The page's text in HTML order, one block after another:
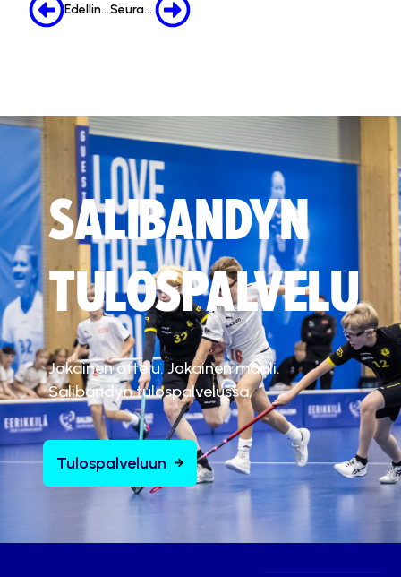
Edellinen Seuraava
SALIBANDYN
TULOSPALVELU
Jokainen ottelu. Jokainen maali.
Salibandyn tulospalvelussa.
Tulospalveluun